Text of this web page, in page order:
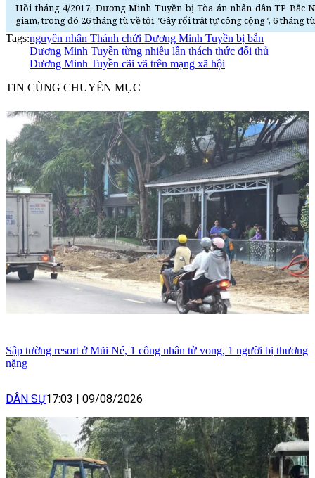
Hồi tháng 4/2017, Dương Minh Tuyền bị Tòa án nhân dân TP Bắc
giam, trong đó 26 tháng tù về tội "Gây rối trật tự công cộng", 6 tháng
Tags:nguyên nhân Thánh chửi Dương Minh Tuyền bị bắn
Dương Minh Tuyền từng nhiều lần thách thức đối thủ
Dương Minh Tuyền cãi vã trên mạng xã hội
TIN CÙNG CHUYÊN MỤC
Sập tường resort ở Mũi Né, 1 công nhân tử vong, 1 người bị thương
nặng
DÂN SỰ17:03 | 09/08/2026